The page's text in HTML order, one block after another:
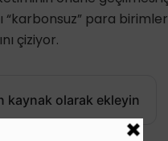
“karbonsuz” para
çiziyor.
kaynak olarak ekleyin